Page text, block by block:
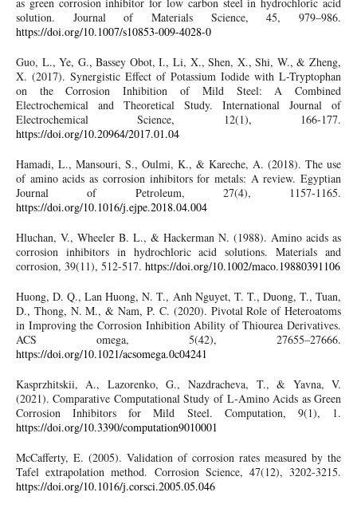
solution. Journal of Materials Science, 45, 979–986.
https://doi.org/10.1007/s10853-009-4028-0
Guo, L., Ye, G., Bassey Obot, I., Li, X., Shen, X., Shi, W., & Zheng,
X. (2017). Synergistic Effect of Potassium Iodide with L-Tryptophan
on the Corrosion Inhibition of Mild Steel: A Combined
Electrochemical and Theoretical Study. International Journal of
Electrochemical Science, 12(1), 166-177.
https://doi.org/10.20964/2017.01.04
Hamadi, L., Mansouri, S., Oulmi, K., & Kareche, A. (2018). The use
of amino acids as corrosion inhibitors for metals: A review. Egyptian
Journal of Petroleum, 27(4), 1157-1165.
https://doi.org/10.1016/j.ejpe.2018.04.004
Hluchan, V., Wheeler B. L., & Hackerman N. (1988). Amino acids as
corrosion inhibitors in hydrochloric acid solutions. Materials and
corrosion, 39(11), 512-517. https://doi.org/10.1002/maco.19880391106
Huong, D. Q., Lan Huong, N. T., Anh Nguyet, T. T., Duong, T., Tuan,
D., Thong, N. M., & Nam, P. C. (2020). Pivotal Role of Heteroatoms
in Improving the Corrosion Inhibition Ability of Thiourea Derivatives.
ACS omega, 5(42), 27655–27666.
https://doi.org/10.1021/acsomega.0c04241
Kasprzhitskii, A., Lazorenko, G., Nazdracheva, T., & Yavna, V.
(2021). Comparative Computational Study of L-Amino Acids as Green
Corrosion Inhibitors for Mild Steel. Computation, 9(1), 1.
https://doi.org/10.3390/computation9010001
McCafferty, E. (2005). Validation of corrosion rates measured by the
Tafel extrapolation method. Corrosion Science, 47(12), 3202-3215.
https://doi.org/10.1016/j.corsci.2005.05.046